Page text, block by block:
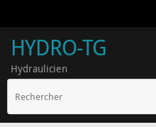
contenu
HYDRO-TG
Hydraulicien